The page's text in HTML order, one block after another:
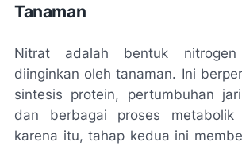
Tanaman
Nitrat adalah bentuk
diinginkan oleh tanaman. Ini
sintesis protein, pertumbuhan
dan berbagai proses metabolik
karena itu, tahap kedua ini